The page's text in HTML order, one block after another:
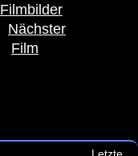
Filmbilder
Nächster
Film